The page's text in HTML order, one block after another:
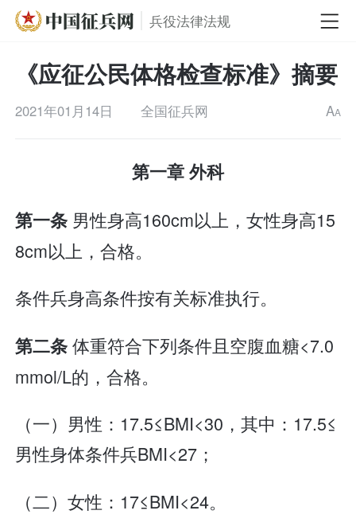
兵役法律法规
《应征公民体格检查标准》摘要
2021年01月14日 全国征兵网 AA
第一章 外科
第一条 男性身高160cm以上，女性身高15
8cm以上，合格。
条件兵身高条件按有关标准执行。
第二条体重符合下列条件且空腹血糖<7.0
mmol/L的，合格。
（一）男性：17.5≤BMI<30，其中：17.5≤
男性身体条件兵BMI<27；
（二）女性：17≤BMI<24。